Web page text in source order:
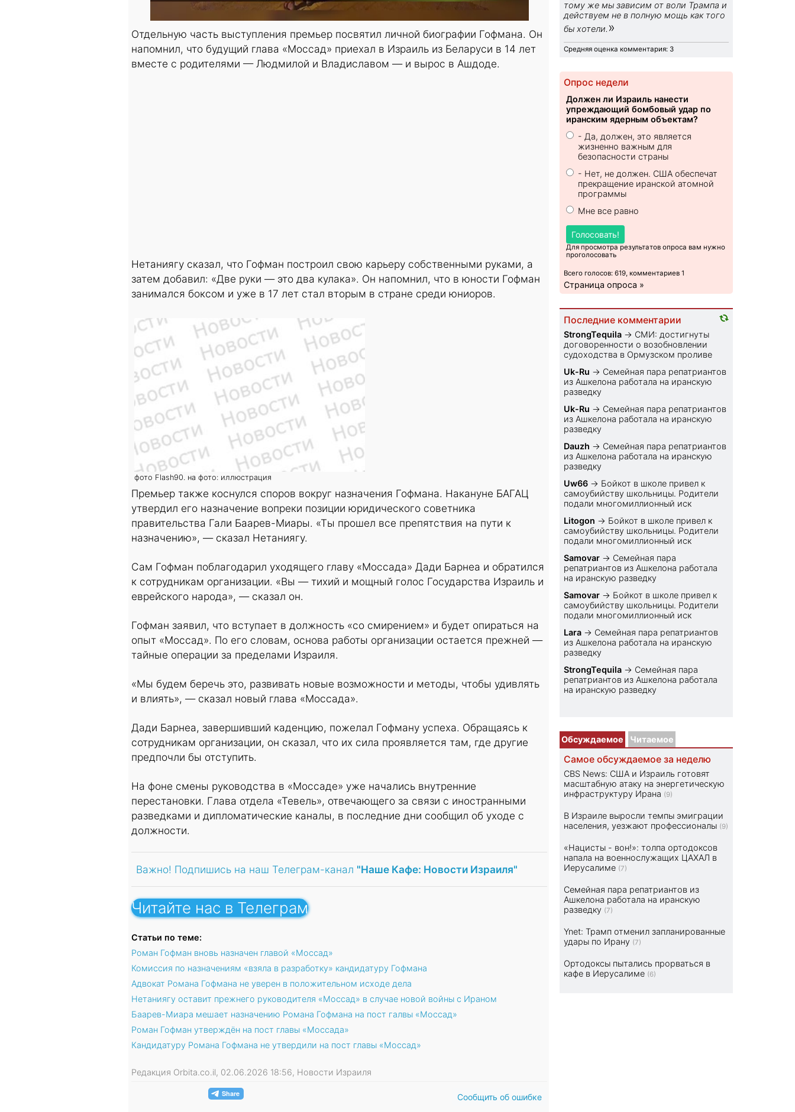
Отдельную часть выступления премьер посвятил личной биографии Гофмана. Он
напомнил, что будущий глава «Моссад» приехал в Израиль из Беларуси в 14 лет
вместе с родителями — Людмилой и Владиславом — и вырос в Ашдоде.
Нетаниягу сказал, что Гофман построил свою карьеру собственными руками, а
затем добавил: «Две руки — это два кулака». Он напомнил, что в юности Гофман
занимался боксом и уже в 17 лет стал вторым в стране среди юниоров.
фото Flash90. на фото: иллюстрация
Премьер также коснулся споров вокруг назначения Гофмана. Накануне БАГАЦ
утвердил его назначение вопреки позиции юридического советника
правительства Гали Баарев-Миары. «Ты прошел все препятствия на пути к
назначению», — сказал Нетаниягу.
Сам Гофман поблагодарил уходящего главу «Моссада» Дади Барнеа и обратился
к сотрудникам организации. «Вы — тихий и мощный голос Государства Израиль и
еврейского народа», — сказал он.
Гофман заявил, что вступает в должность «со смирением» и будет опираться на
опыт «Моссад». По его словам, основа работы организации остается прежней —
тайные операции за пределами Израиля.
«Мы будем беречь это, развивать новые возможности и методы, чтобы удивлять
и влиять», — сказал новый глава «Моссада».
Дади Барнеа, завершивший каденцию, пожелал Гофману успеха. Обращаясь к
сотрудникам организации, он сказал, что их сила проявляется там, где другие
предпочли бы отступить.
На фоне смены руководства в «Моссаде» уже начались внутренние
перестановки. Глава отдела «Тевель», отвечающего за связи с иностранными
разведками и дипломатические каналы, в последние дни сообщил об уходе с
должности.
Важно! Подпишись на наш Телеграм-канал "Наше Кафе: Новости Израиля"
Читайте нас в Телеграм
Статьи по теме:
Роман Гофман вновь назначен главой «Моссад»
Комиссия по назначениям «взяла в разработку» кандидатуру Гофмана
Адвокат Романа Гофмана не уверен в положительном исходе дела
Нетаниягу оставит прежнего руководителя «Моссад» в случае новой войны с Ираном
Баарев-Миара мешает назначению Романа Гофмана на пост галвы «Моссад»
Роман Гофман утверждён на пост главы «Моссада»
Кандидатуру Романа Гофмана не утвердили на пост главы «Моссад»
Редакция Orbita.co.il, 02.06.2026 18:56, Новости Израиля
Сообщить об ошибке
тому же мы зависим от воли Трампа и
действуем не в полную мощь как того
бы хотели. »
Средняя оценка комментария: 3
Опрос недели
Должен ли Израиль нанести
упреждающий бомбовый удар по
иранским ядерным объектам?
- Да, должен, это является
жизненно важным для
безопасности страны
- Нет, не должен. США обеспечат
прекращение иранской атомной
программы
Мне все равно
Голосовать!
Для просмотра результатов опроса вам нужно
проголосовать
Всего голосов: 619, комментариев 1
Страница опроса »
Последние комментарии
StrongTequila → СМИ: достигнуты
договоренности о возобновлении
судоходства в Ормузском проливе
Uk-Ru → Семейная пара репатриантов
из Ашкелона работала на иранскую
разведку
Uk-Ru → Семейная пара репатриантов
из Ашкелона работала на иранскую
разведку
Dauzh → Семейная пара репатриантов
из Ашкелона работала на иранскую
разведку
Uw66 → Бойкот в школе привел к
самоубийству школьницы. Родители
подали многомиллионный иск
Litogon → Бойкот в школе привел к
самоубийству школьницы. Родители
подали многомиллионный иск
Samovar → Семейная пара
репатриантов из Ашкелона работала
на иранскую разведку
Samovar → Бойкот в школе привел к
самоубийству школьницы. Родители
подали многомиллионный иск
Lara → Семейная пара репатриантов
из Ашкелона работала на иранскую
разведку
StrongTequila → Семейная пара
репатриантов из Ашкелона работала
на иранскую разведку
Обсуждаемое Читаемое
Самое обсуждаемое за неделю
CBS News: США и Израиль готовят
масштабную атаку на энергетическую
инфраструктуру Ирана (9)
В Израиле выросли темпы эмиграции
населения, уезжают профессионалы (9)
«Нацисты - вон!»: толпа ортодоксов
напала на военнослужащих ЦАХАЛ в
Иерусалиме (7)
Семейная пара репатриантов из
Ашкелона работала на иранскую
разведку (7)
Ynet: Трамп отменил запланированные
удары по Ирану (7)
Ортодоксы пытались прорваться в
кафе в Иерусалиме (6)